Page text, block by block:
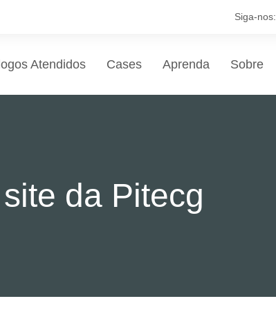
Siga-nos:
Atendidos Cases Aprenda Sobre
da Pitecg